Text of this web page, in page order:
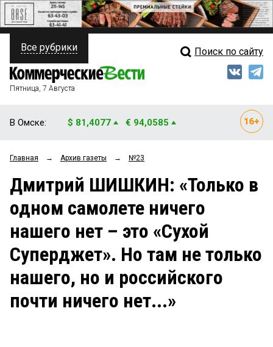
ПОЛИТИКА
ФИНАНСЫ
ОБЩЕСТВО
ЗАКОН
НОВОСТИ КОМПАНИЙ
СТИЛЬ ЖИЗНИ
Свежий выпуск
Рейтинги
Блоги
Архив
Все рубрики Поиск по сайту
Пятница, 7 Августа
В Омске: $ 81,4077 € 94,0585
Главная → Архив газеты → №23
Дмитрий ШИШКИН: «Только в
одном самолете ничего
нашего нет – это «Сухой
Суперджет». Но там не только
нашего, но и российского
почти ничего нет...»